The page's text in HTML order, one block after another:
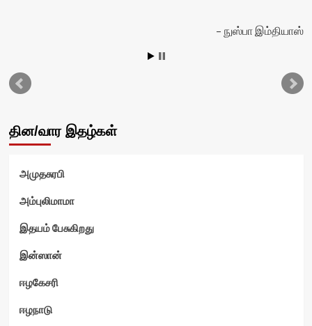
நுஸ்பா இம்தியாஸ்
தின/வார இதழ்கள்
அமுதசுரபி
அம்புலிமாமா
இதயம் பேசுகிறது
இன்ஸான்
ஈழகேசரி
ஈழநாடு